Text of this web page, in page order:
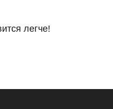
легче!